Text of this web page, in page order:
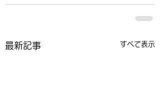
最新記事 すべて表示